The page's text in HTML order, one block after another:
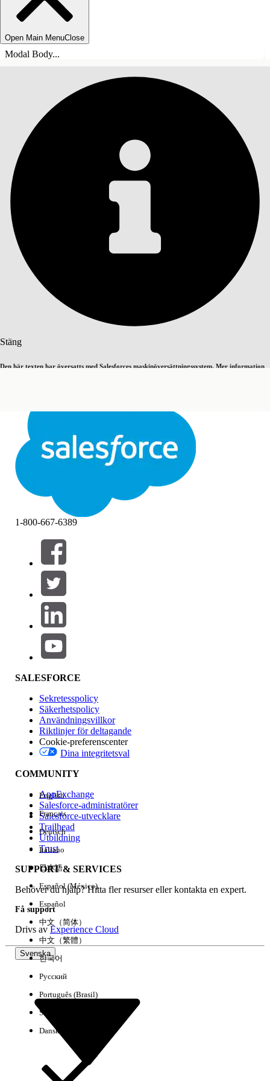
Open Main MenuClose
Modal Body...
Stäng
Den här texten har översatts med Salesforces maskinöversättningssystem. Mer information
StängStäng
Innehållsförteckningar
INNEHÅLLSFÖRTECKNINGAR
Filter (0)
VÄLJ FILTER
Produktområde
Funktionspåverkan
Version
Händelse
Rensa alla Klart
1-800-667-6389
SALESFORCE
Sekretesspolicy
Säkerhetspolicy
Användningsvillkor
Riktlinjer för deltagande
Cookie-preferenscenter
Dina integritetsval
COMMUNITY
AppExchange
Salesforce-administratörer
Salesforce-utvecklare
Trailhead
Utbildning
Trust
SUPPORT & SERVICES
Behöver du hjälp? Hitta fler resurser eller kontakta en expert.
Få support
Drivs avExperience Cloud
Svenska
English
Français
Deutsch
Italiano
日本語
Español (México)
Español
中文（简体）
中文（繁體）
한국어
Русский
Português (Brasil)
Suomi
Dansk